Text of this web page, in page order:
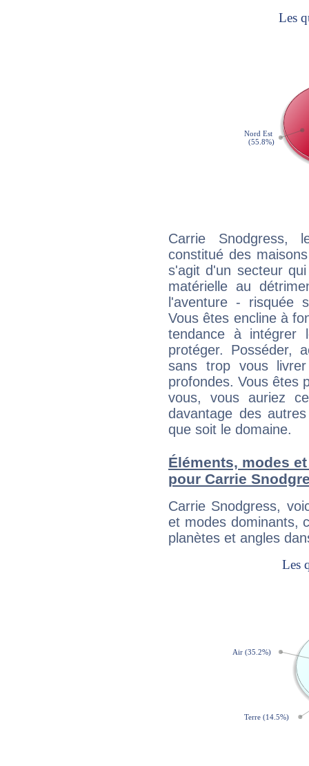
Carrie Snodgress,
constitué des
s'agit d'un secteur
matérielle au
l'aventure - risquée
Vous êtes encline à
tendance à
protéger. Posséder,
sans trop vous
profondes. Vous êtes
vous, vous auriez
davantage des
que soit le domaine.
Éléments, modes
pour Carrie
Carrie Snodgress,
et modes dominants,
planètes et angles